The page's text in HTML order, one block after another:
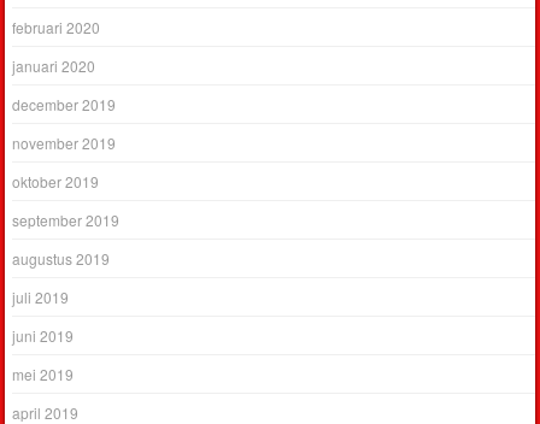
februari 2020
januari 2020
december 2019
november 2019
oktober 2019
september 2019
augustus 2019
juli 2019
juni 2019
mei 2019
april 2019